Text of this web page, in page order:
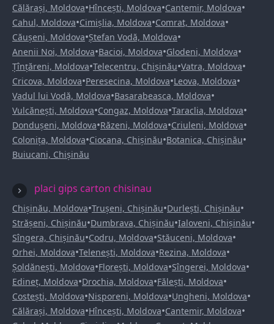
Călărași, Moldova•Hîncești, Moldova•Cantemir, Moldova•
Cahul, Moldova•Cimișlia, Moldova•Comrat, Moldova•
Căușeni, Moldova•Ștefan Vodă, Moldova•
Anenii Noi, Moldova•Bacioi, Moldova•Glodeni, Moldova•
Țînțăreni, Moldova•Telecentru, Chișinău•Vatra, Moldova•
Cricova, Moldova•Peresecina, Moldova•Leova, Moldova•
Vadul lui Vodă, Moldova•Basarabeasca, Moldova•
Vulcănești, Moldova•Congaz, Moldova•Taraclia, Moldova•
Dondușeni, Moldova•Răzeni, Moldova•Criuleni, Moldova•
Colonița, Moldova•Ciocana, Chișinău•Botanica, Chișinău•
Buiucani, Chișinău
placi gips carton chisinau
Chișinău, Moldova•Trușeni, Chișinău•Durlești, Chișinău•
Strășeni, Chișinău•Dumbrava, Chișinău•Ialoveni, Chișinău•
Sîngera, Chișinău•Codru, Moldova•Stăuceni, Moldova•
Orhei, Moldova•Telenești, Moldova•Rezina, Moldova•
Șoldănești, Moldova•Florești, Moldova•Sîngerei, Moldova•
Edineț, Moldova•Drochia, Moldova•Fălești, Moldova•
Costești, Moldova•Nisporeni, Moldova•Ungheni, Moldova•
Călărași, Moldova•Hîncești, Moldova•Cantemir, Moldova•